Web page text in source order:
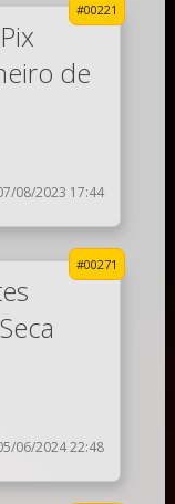
#00221
de
08/2023 17:44
#00271
06/2024 22:48